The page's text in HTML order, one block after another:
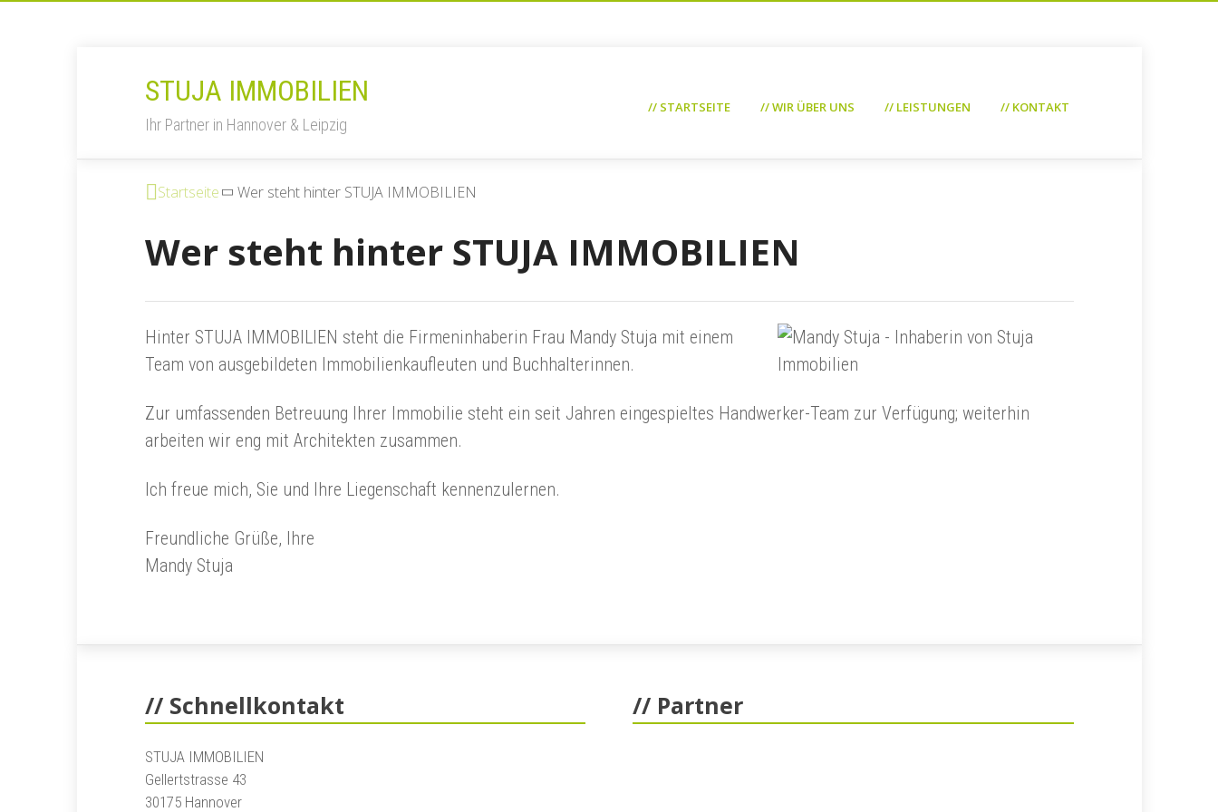
STUJA IMMOBILIEN
Ihr Partner in Hannover & Leipzig
// STARTSEITE // WIR ÜBER UNS // LEISTUNGEN // KONTAKT
Startseite Wer steht hinter STUJA IMMOBILIEN
Wer steht hinter STUJA IMMOBILIEN
Hinter STUJA IMMOBILIEN steht die Firmeninhaberin Frau Mandy Stuja mit einem
Team von ausgebildeten Immobilienkaufleuten und Buchhalterinnen.
Zur umfassenden Betreuung Ihrer Immobilie steht ein seit Jahren eingespieltes Handwerker-Team zur Verfügung; weiterhin
arbeiten wir eng mit Architekten zusammen.
Ich freue mich, Sie und Ihre Liegenschaft kennenzulernen.
Freundliche Grüße, Ihre
Mandy Stuja
// Schnellkontakt
STUJA IMMOBILIEN
Gellertstrasse 43
30175 Hannover
// Partner